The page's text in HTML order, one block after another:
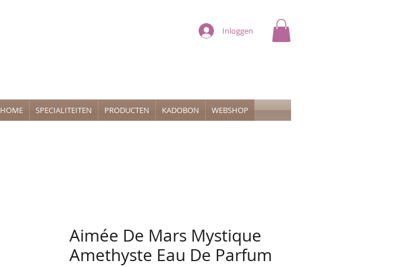
Inloggen
HOME SPECIALITEITEN PRODUCTEN KADOBON WEBSHOP
Aimée De Mars Mystique
Amethyste Eau De Parfum